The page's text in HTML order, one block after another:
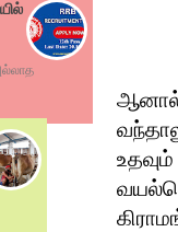
ஆனால்